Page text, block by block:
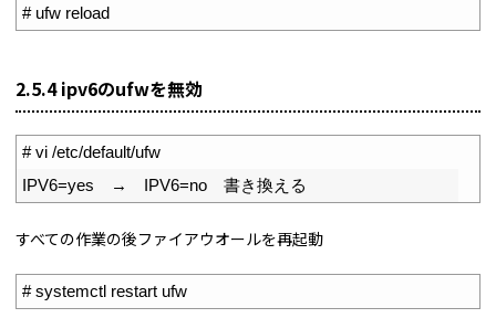
# ufw reload
2.5.4 ipv6のufwを無効
# vi /etc/default/ufw
IPV6=yes → IPV6=no 書き換える
すべての作業の後ファイアウオールを再起動
# systemctl restart ufw